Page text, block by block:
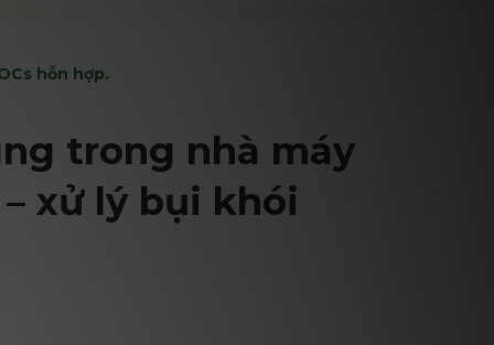
hỗn hợp.
trong nhà máy
xử lý bụi khói